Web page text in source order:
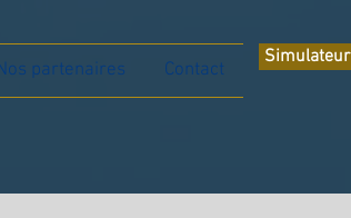
partenaires Contact
Simulateur